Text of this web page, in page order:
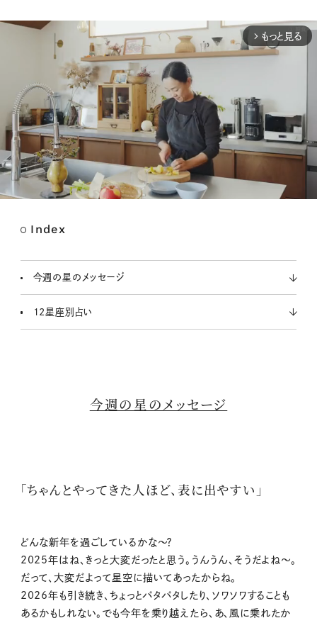
arrow_forward_ios もっと見る
Index
今週の星のメッセージ
12星座別占い
今週の星のメッセージ
「ちゃんとやってきた人ほど、表に出やすい」
どんな新年を過ごしているかな〜？
2025年はね、きっと大変だったと思う。うんうん、そうだよね〜。
だって、大変だよって星空に描いてあったからね。
2026年も引き続き、ちょっとバタバタしたり、ソワソワすることも
あるかもしれない。でも今年を乗り越えたら、あ、風に乗れたか